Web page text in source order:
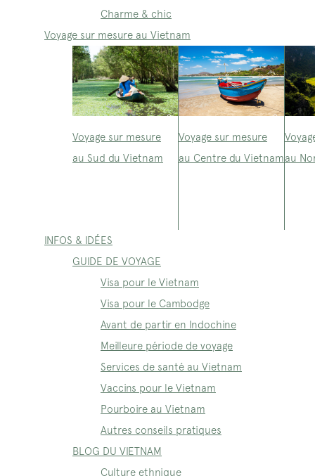
Charme & chic
Voyage sur mesure au Vietnam
Voyage sur mesure
au Sud du Vietnam
Voyage sur mesure
au Centre du Vietnamau
INFOS & IDÉES
GUIDE DE VOYAGE
Visa pour le Vietnam
Visa pour le Cambodge
Avant de partir en Indochine
Meilleure période de voyage
Services de santé au Vietnam
Vaccins pour le Vietnam
Pourboire au Vietnam
Autres conseils pratiques
BLOG DU VIETNAM
Culture ethnique